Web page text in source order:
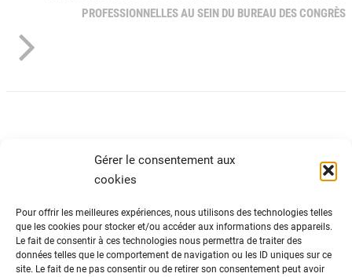
Gérer le consentement aux
cookies
Pour offrir les meilleures expériences, nous utilisons des technologies telles
que les cookies pour stocker et/ou accéder aux informations des appareils.
Le fait de consentir à ces technologies nous permettra de traiter des
données telles que le comportement de navigation ou les ID uniques sur ce
site. Le fait de ne pas consentir ou de retirer son consentement peut avoir
PROFESSIONNELLES AU SEIN DU BUREAU DES CONGRÈS
ADN Tourisme
Fédération nationale des organismes